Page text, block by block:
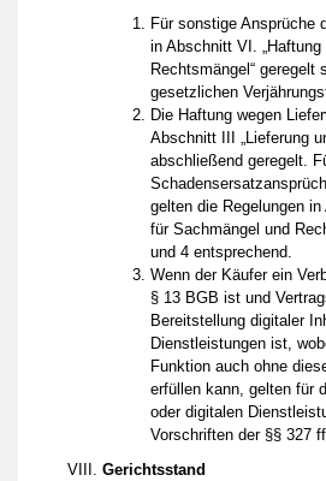
Für sonstige Ansprüche
in Abschnitt VI.
Rechtsmängel“ geregelt
gesetzlichen
Die Haftung wegen
Abschnitt III „Lieferung
abschließend geregelt.
gelten die Regelungen
für Sachmängel und
und 4 entsprechend.
Wenn der Käufer ein
§ 13 BGB ist und
Bereitstellung digitaler
Dienstleistungen ist,
Funktion auch ohne
erfüllen kann, gelten für
oder digitalen
Vorschriften der §§ 327
Gerichtsstand